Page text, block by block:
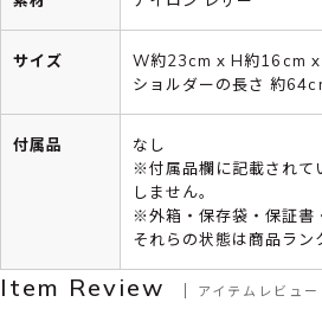
サイズ
W約23cm x H約16cm
ショルダーの長さ 約
付属品
なし
※付属品欄に記載されて
しません。
※外箱・保存袋・保証書
それらの状態は商品ラン
Item Review アイテムレビュー